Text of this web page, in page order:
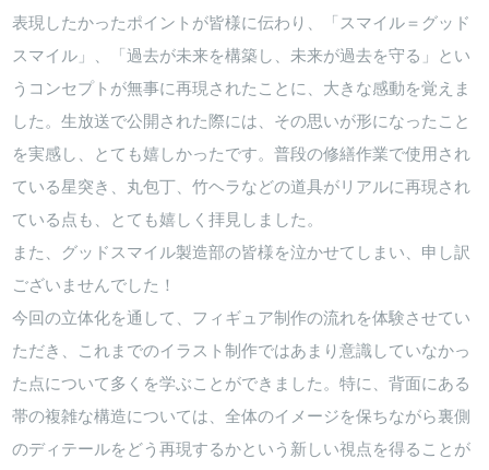
表現したかったポイントが皆様に伝わり、「スマイル＝グッド
スマイル」、「過去が未来を構築し、未来が過去を守る」とい
うコンセプトが無事に再現されたことに、大きな感動を覚えま
した。生放送で公開された際には、その思いが形になったこと
を実感し、とても嬉しかったです。普段の修繕作業で使用され
ている星突き、丸包丁、竹ヘラなどの道具がリアルに再現され
ている点も、とても嬉しく拝見しました。
また、グッドスマイル製造部の皆様を泣かせてしまい、申し訳
ございませんでした！
今回の立体化を通して、フィギュア制作の流れを体験させてい
ただき、これまでのイラスト制作ではあまり意識していなかっ
た点について多くを学ぶことができました。特に、背面にある
帯の複雑な構造については、全体のイメージを保ちながら裏側
のディテールをどう再現するかという新しい視点を得ることが